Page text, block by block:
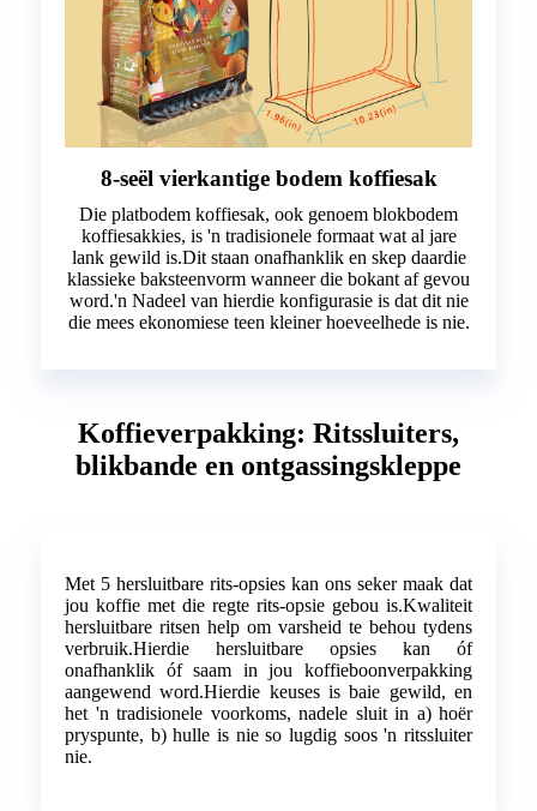
8-seël vierkantige bodem koffiesak
Die platbodem koffiesak, ook genoem blokbodem
koffiesakkies, is 'n tradisionele formaat wat al jare
lank gewild is.Dit staan ​​onafhanklik en skep daardie
klassieke baksteenvorm wanneer die bokant af gevou
word.'n Nadeel van hierdie konfigurasie is dat dit nie
die mees ekonomiese teen kleiner hoeveelhede is nie.
Koffieverpakking: Ritssluiters,
blikbande en ontgassingskleppe
Met 5 hersluitbare rits-opsies kan ons seker maak dat
jou koffie met die regte rits-opsie gebou is.Kwaliteit
hersluitbare ritsen help om varsheid te behou tydens
verbruik.Hierdie hersluitbare opsies kan óf
onafhanklik óf saam in jou koffieboonverpakking
aangewend word.Hierdie keuses is baie gewild, en
het 'n tradisionele voorkoms, nadele sluit in a) hoër
pryspunte, b) hulle is nie so lugdig soos 'n ritssluiter
nie.